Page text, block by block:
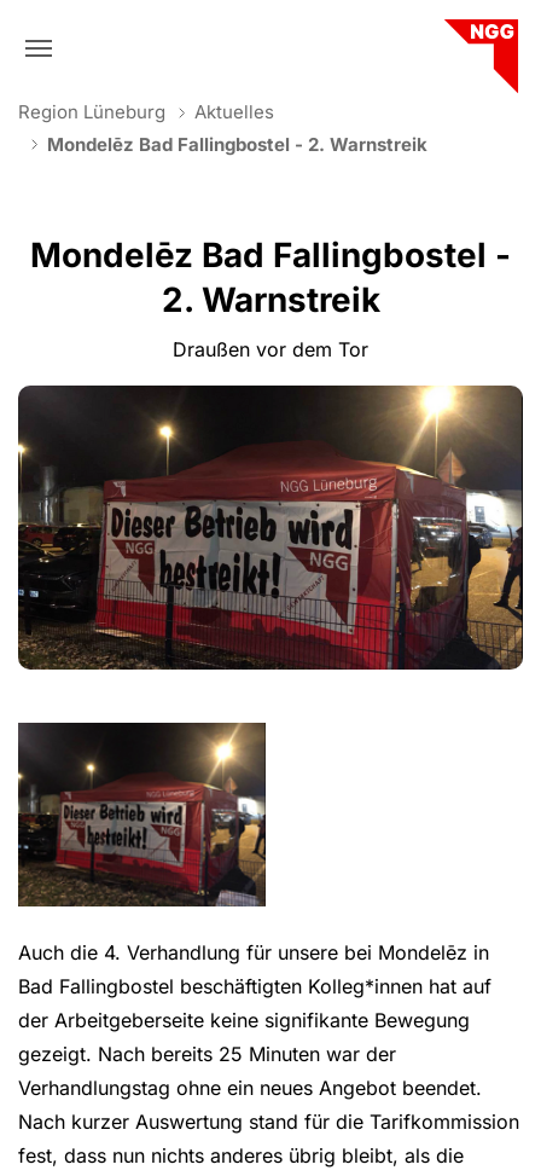
You are here:
Region Lüneburg
Aktuelles
Mondelēz Bad Fallingbostel - 2. Warnstreik
Mondelēz Bad Fallingbostel -
2. Warnstreik
Draußen vor dem Tor
Auch die 4. Verhandlung für unsere bei Mondelēz in
Bad Fallingbostel beschäftigten Kolleg*innen hat auf
der Arbeitgeberseite keine signifikante Bewegung
gezeigt. Nach bereits 25 Minuten war der
Verhandlungstag ohne ein neues Angebot beendet.
Nach kurzer Auswertung stand für die Tarifkommission
fest, dass nun nichts anderes übrig bleibt, als die